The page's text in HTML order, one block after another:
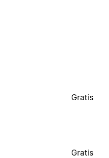
Gratis
Gratis